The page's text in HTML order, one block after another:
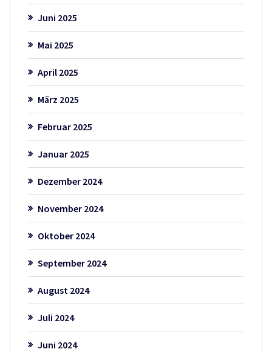
Juni 2025
Mai 2025
April 2025
März 2025
Februar 2025
Januar 2025
Dezember 2024
November 2024
Oktober 2024
September 2024
August 2024
Juli 2024
Juni 2024